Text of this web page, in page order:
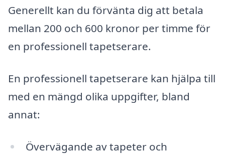
Generellt kan du förvänta dig att betala
mellan 200 och 600 kronor per timme för
en professionell tapetserare.
En professionell tapetserare kan hjälpa till
med en mängd olika uppgifter, bland
annat:
Övervägande av tapeter och